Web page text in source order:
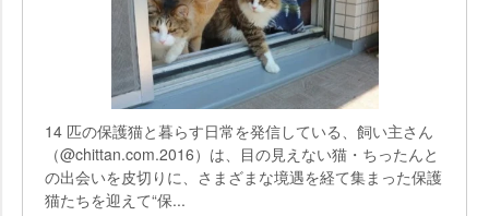
14 匹の保護猫と暮らす日常を発信している、飼い主さん
（@chittan.com.2016）は、目の見えない猫・ちったんと
の出会いを皮切りに、さまざまな境遇を経て集まった保護
猫たちを迎えて“保...